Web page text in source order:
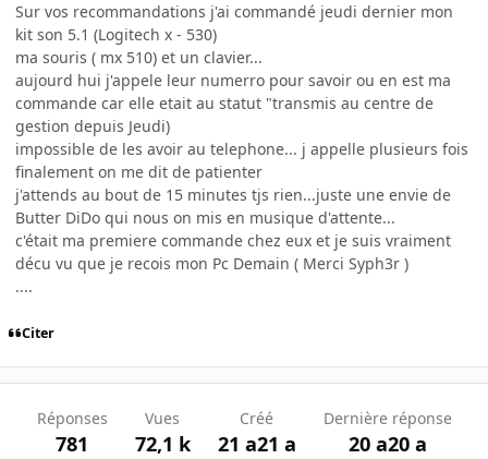
Sur vos recommandations j'ai commandé jeudi dernier mon
kit son 5.1 (Logitech x - 530)
ma souris ( mx 510) et un clavier...
aujourd hui j'appele leur numerro pour savoir ou en est ma
commande car elle etait au statut "transmis au centre de
gestion depuis Jeudi)
impossible de les avoir au telephone... j appelle plusieurs fois
finalement on me dit de patienter
j'attends au bout de 15 minutes tjs rien...juste une envie de
Butter DiDo qui nous on mis en musique d'attente...
c'était ma premiere commande chez eux et je suis vraiment
décu vu que je recois mon Pc Demain ( Merci Syph3r )
....
Citer
Réponses
781
Vues
72,1 k
Créé
21 a21 a
Dernière réponse
20 a20 a